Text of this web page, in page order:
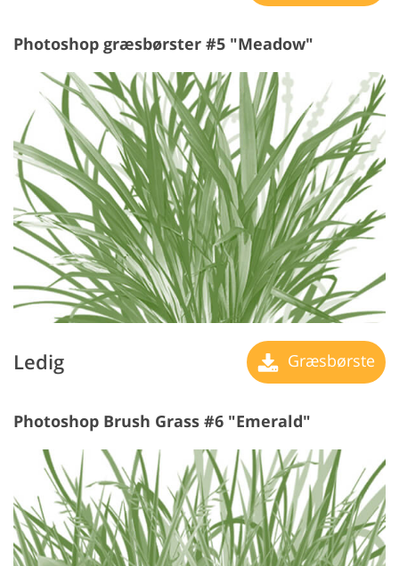
Photoshop græsbørster #5 "Meadow"
Ledig Græsbørste
Photoshop Brush Grass #6 "Emerald"